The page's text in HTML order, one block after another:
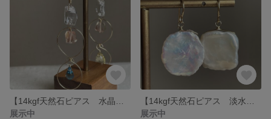
展示中
展示中